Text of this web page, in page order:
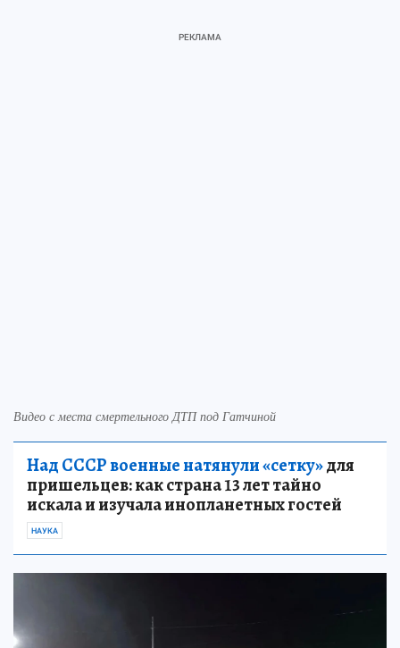
Видео с места смертельного ДТП под Гатчиной
Над СССР военные натянули «сетку»для
пришельцев: как страна 13 лет тайно
искала и изучала инопланетных гостей
НАУКА